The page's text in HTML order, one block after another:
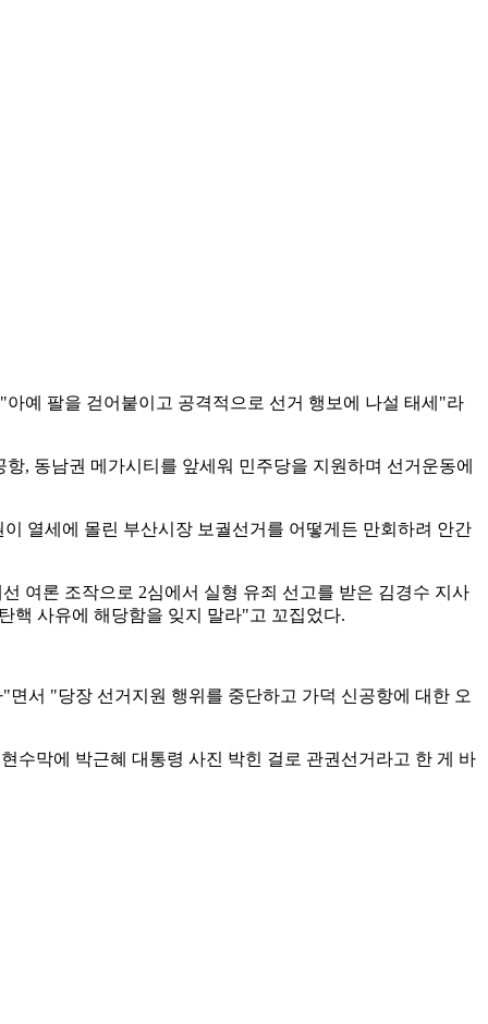
예 팔을 걷어붙이고 공격적으로 선거 행보에 나설 태세"라
, 동남권 메가시티를 앞세워 민주당을 지원하며 선거운동에
열세에 몰린 부산시장 보궐선거를 어떻게든 만회하려 안간
여론 조작으로 2심에서 실형 유죄 선고를 받은 김경수 지사
핵 사유에 해당함을 잊지 말라"고 꼬집었다.
서 "당장 선거지원 행위를 중단하고 가덕 신공항에 대한 오
수막에 박근혜 대통령 사진 박힌 걸로 관권선거라고 한 게 바